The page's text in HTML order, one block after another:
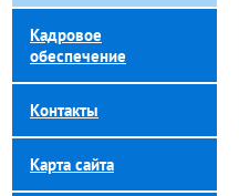
Кадровое
обеспечение
Контакты
Карта сайта